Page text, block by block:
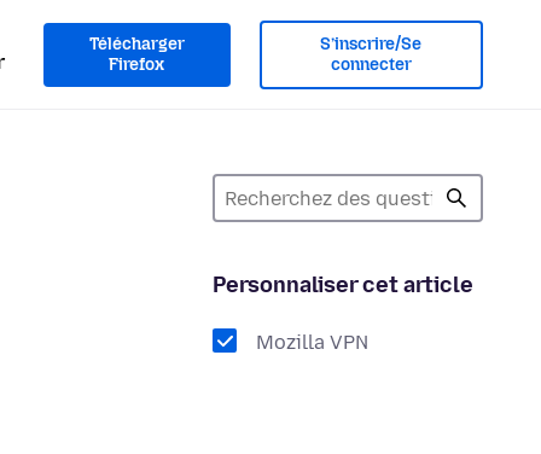
Télécharger
Firefox
S’inscrire/Se
connecter
Personnaliser cet article
Mozilla VPN